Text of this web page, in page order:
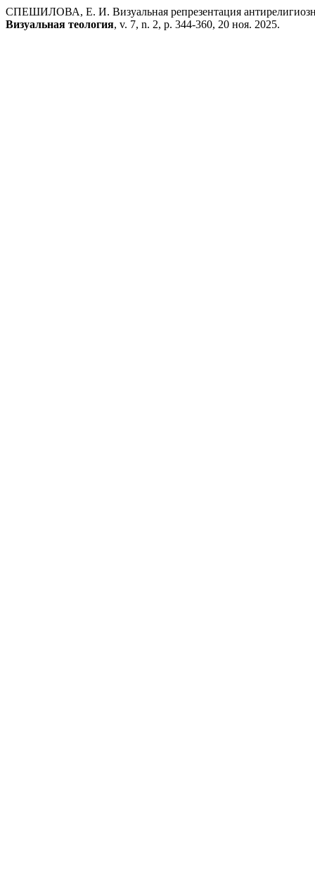
СПЕШИЛОВА, Е. И. Визуальная репрезентация
Визуальная теология, v. 7, n. 2, p. 344-360, 20 ноя. 2025.